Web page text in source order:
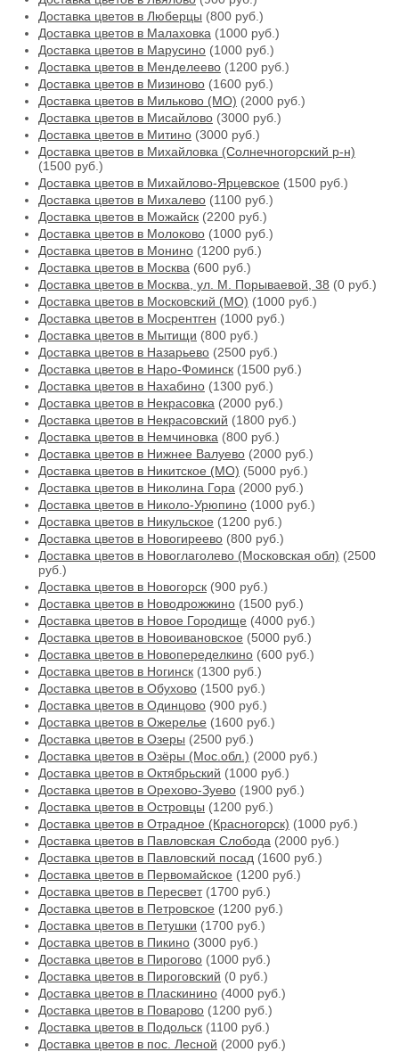
Доставка цветов в Люберцы (800 руб.)
Доставка цветов в Малаховка (1000 руб.)
Доставка цветов в Марусино (1000 руб.)
Доставка цветов в Менделеево (1200 руб.)
Доставка цветов в Мизиново (1600 руб.)
Доставка цветов в Мильково (МО) (2000 руб.)
Доставка цветов в Мисайлово (3000 руб.)
Доставка цветов в Митино (3000 руб.)
Доставка цветов в Михайловка (Солнечногорский р-н)
(1500 руб.)
Доставка цветов в Михайлово-Ярцевское (1500 руб.)
Доставка цветов в Михалево (1100 руб.)
Доставка цветов в Можайск (2200 руб.)
Доставка цветов в Молоково (1000 руб.)
Доставка цветов в Монино (1200 руб.)
Доставка цветов в Москва (600 руб.)
Доставка цветов в Москва, ул. М. Порываевой, 38 (0 руб.)
Доставка цветов в Московский (МО) (1000 руб.)
Доставка цветов в Мосрентген (1000 руб.)
Доставка цветов в Мытищи (800 руб.)
Доставка цветов в Назарьево (2500 руб.)
Доставка цветов в Наро-Фоминск (1500 руб.)
Доставка цветов в Нахабино (1300 руб.)
Доставка цветов в Некрасовка (2000 руб.)
Доставка цветов в Некрасовский (1800 руб.)
Доставка цветов в Немчиновка (800 руб.)
Доставка цветов в Нижнее Валуево (2000 руб.)
Доставка цветов в Никитское (МО) (5000 руб.)
Доставка цветов в Николина Гора (2000 руб.)
Доставка цветов в Николо-Урюпино (1000 руб.)
Доставка цветов в Никульское (1200 руб.)
Доставка цветов в Новогиреево (800 руб.)
Доставка цветов в Новоглаголево (Московская обл) (2500
руб.)
Доставка цветов в Новогорск (900 руб.)
Доставка цветов в Новодрожжино (1500 руб.)
Доставка цветов в Новое Городище (4000 руб.)
Доставка цветов в Новоивановское (5000 руб.)
Доставка цветов в Новопеределкино (600 руб.)
Доставка цветов в Ногинск (1300 руб.)
Доставка цветов в Обухово (1500 руб.)
Доставка цветов в Одинцово (900 руб.)
Доставка цветов в Ожерелье (1600 руб.)
Доставка цветов в Озеры (2500 руб.)
Доставка цветов в Озёры (Мос.обл.) (2000 руб.)
Доставка цветов в Октябрьский (1000 руб.)
Доставка цветов в Орехово-Зуево (1900 руб.)
Доставка цветов в Островцы (1200 руб.)
Доставка цветов в Отрадное (Красногорск) (1000 руб.)
Доставка цветов в Павловская Слобода (2000 руб.)
Доставка цветов в Павловский посад (1600 руб.)
Доставка цветов в Первомайское (1200 руб.)
Доставка цветов в Пересвет(1700 руб.)
Доставка цветов в Петровское (1200 руб.)
Доставка цветов в Петушки (1700 руб.)
Доставка цветов в Пикино (3000 руб.)
Доставка цветов в Пирогово (1000 руб.)
Доставка цветов в Пироговский (0 руб.)
Доставка цветов в Пласкинино (4000 руб.)
Доставка цветов в Поварово (1200 руб.)
Доставка цветов в Подольск (1100 руб.)
Доставка цветов в пос. Лесной (2000 руб.)